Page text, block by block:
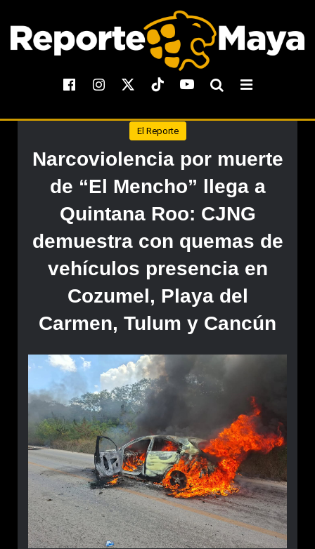
El Reporte
Narcoviolencia por muerte
de “El Mencho” llega a
Quintana Roo: CJNG
demuestra con quemas de
vehículos presencia en
Cozumel, Playa del
Carmen, Tulum y Cancún